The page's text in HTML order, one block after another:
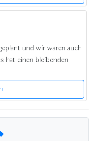
und wir waren auch
hat einen bleibenden